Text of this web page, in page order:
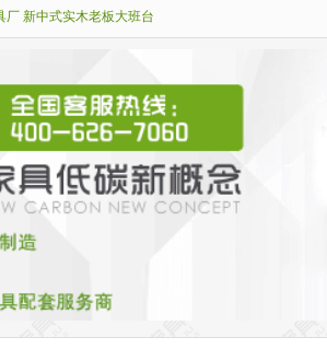
厂 新中式实木老板大班台